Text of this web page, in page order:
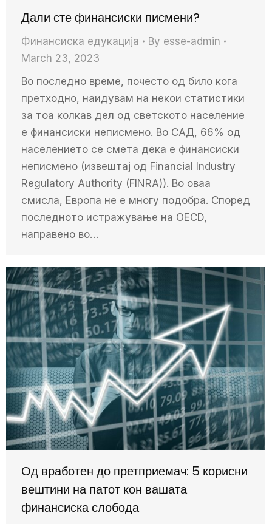
Дали сте финансиски писмени?
Финансиска едукација By esse-admin
March 23, 2023
Во последно време, почесто од било кога
претходно, наидувам на некои статистики
за тоа колкав дел од светското население
е финансиски неписмено. Во САД, 66% од
населението се смета дека е финансиски
неписмено (извештај од Financial Industry
Regulatory Authority (FINRA)). Во оваа
смисла, Европа не е многу подобра. Според
последното истражување на OECD,
направено во…
Од вработен до претприемач: 5 корисни
вештини на патот кон вашата
финансиска слобода